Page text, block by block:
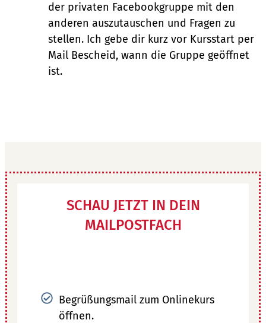
der privaten Facebookgruppe mit den
anderen auszutauschen und Fragen zu
stellen. Ich gebe dir kurz vor Kursstart per
Mail Bescheid, wann die Gruppe geöffnet
ist.
SCHAU JETZT IN DEIN
MAILPOSTFACH
Begrüßungsmail zum Onlinekurs
öffnen.